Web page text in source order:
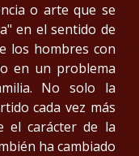
o arte que se
en el sentido de
los hombres con
en un problema
No solo la
cada vez más
el carácter de la
ha cambiado